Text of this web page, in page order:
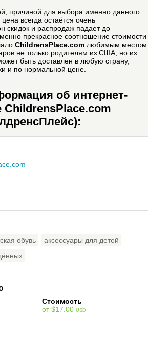
причиной для выбора именно данного
всегда остаётся очень
скидок и распродаж падает до
прекрасное соотношение стоимости
ChildrensPlace.com любимым местом
не только родителям из США, но из
быть доставлен в любую страну,
и по нормальной цене.
об интернет-
ChildrensPlace.com
обувь
аксессуары для детей
Стоимость
от $17.00 USD